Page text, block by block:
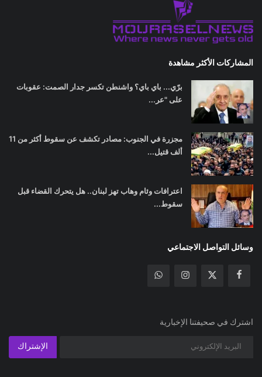
المشاركات الأكثر مشاهدة
برّي... باي باي؟ واشنطن تكسر جدار الصمت: عقوبات
على "عر...
مجزرة في الجنوب: مصادر تكشف عن سقوط أكثر من 11
ألف قتيل...
اعترافات وئام وهاب تهز لبنان.. هل يتحرك القضاء قبل
سقوط...
وسائل التواصل الاجتماعي
اشترك في صحيفتنا الإخبارية
الإشتراك